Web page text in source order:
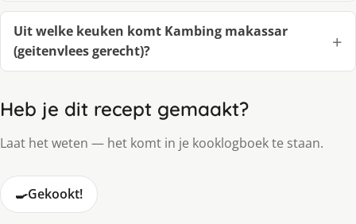
Uit welke keuken komt Kambing makassar
(geitenvlees gerecht)?
Heb je dit recept gemaakt?
Laat het weten — het komt in je kooklogboek te staan.
🍳Gekookt!